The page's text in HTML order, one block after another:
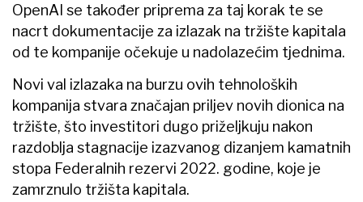
OpenAI se također priprema za taj korak te se
nacrt dokumentacije za izlazak na tržište kapitala
od te kompanije očekuje u nadolazećim tjednima.
Novi val izlazaka na burzu ovih tehnoloških
kompanija stvara značajan priljev novih dionica na
tržište, što investitori dugo priželjkuju nakon
razdoblja stagnacije izazvanog dizanjem kamatnih
stopa Federalnih rezervi 2022. godine, koje je
zamrznulo tržišta kapitala.